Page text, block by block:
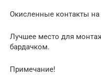
Окисленные контакты
Лучшее место для
бардачком.
Примечание!